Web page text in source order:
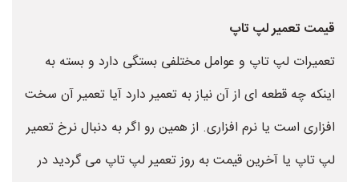
قیمت تعمیر لپ تاپ
تعمیرات لپ تاپ و عوامل مختلفی بستگی دارد و بسته به
اینکه چه قطعه ای از آن نیاز به تعمیر دارد آیا تعمیر آن سخت
افزاری است یا نرم افزاری. از همین رو اگر به دنبال نرخ تعمیر
لپ تاپ یا آخرین قیمت به روز تعمیر لپ تاپ می گردید در